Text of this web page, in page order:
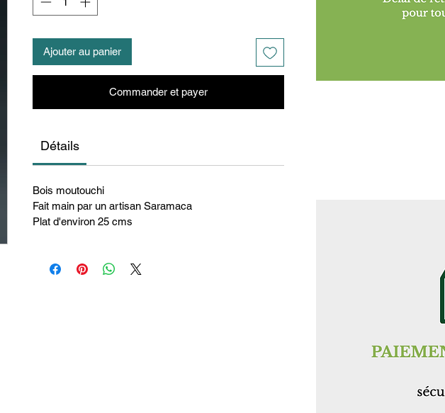
Ajouter au panier
Commander et payer
Détails
Bois moutouchi
Fait main par un artisan Saramaca
Plat d'environ 25 cms